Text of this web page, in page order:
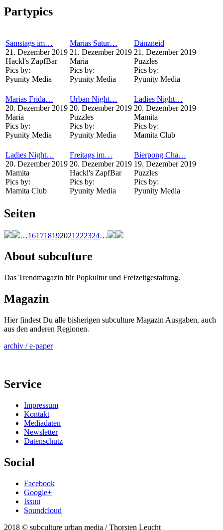
Partypics
Samstags im…
21. Dezember 2019
Hackl's ZapfBar
Pics by:
Pyunity Media
Marias Satur…
21. Dezember 2019
Maria
Pics by:
Pyunity Media
Dänzneid
21. Dezember 2019
Puzzles
Pics by:
Pyunity Media
Marias Frida…
20. Dezember 2019
Maria
Pics by:
Pyunity Media
Urban Night…
20. Dezember 2019
Puzzles
Pics by:
Pyunity Media
Ladies Night…
20. Dezember 2019
Mamita
Pics by:
Mamita Club
Ladies Night…
20. Dezember 2019
Mamita
Pics by:
Mamita Club
Freitags im…
20. Dezember 2019
Hackl's ZapfBar
Pics by:
Pyunity Media
Bierpong Cha…
19. Dezember 2019
Puzzles
Pics by:
Pyunity Media
Seiten
…161718192021 222324…
About subculture
Das Trendmagazin für Popkultur und Freizeitgestaltung.
Magazin
Hier findest Du alle bisherigen subculture Magazin Ausgaben, auch
aus den anderen Regionen.
archiv / e-paper
Service
Impressum
Kontakt
Mediadaten
Newsletter
Datenschutz
Social
Facebook
Google+
Issuu
Soundcloud
2018 © subculture urban media / Thorsten Leucht